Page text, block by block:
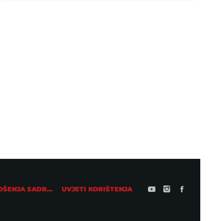
Ne propustite veliki koncert Marije